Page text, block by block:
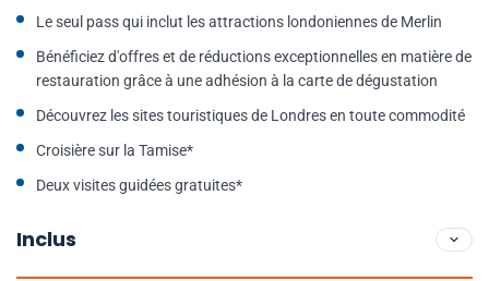
Le seul pass qui inclut les attractions londoniennes de Merlin
Bénéficiez d'offres et de réductions exceptionnelles en matière de
restauration grâce à une adhésion à la carte de dégustation
Découvrez les sites touristiques de Londres en toute commodité
Croisière sur la Tamise*
Deux visites guidées gratuites*
Inclus